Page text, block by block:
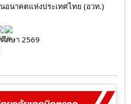
อนาคตแห่งประเทศไทย (อวท.)
กษา 2569